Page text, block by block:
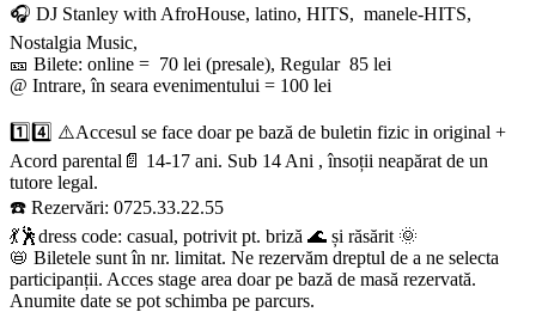
​🎧 DJ Stanley with AfroHouse, latino, HITS, manele-HITS,
Nostalgia Music,
🎫 Bilete: online = 70 lei (presale), Regular 85 lei
@ Intrare, în seara evenimentului = 100 lei
1️⃣4️⃣ ⚠️Accesul se face doar pe bază de buletin fizic in original +
Acord parental📄 14-17 ani. Sub 14 Ani , însoții neapărat de un
tutore legal.
☎️ Rezervări: 0725.33.22.55
💃🕺dress code: casual, potrivit pt. briză 🌊 și răsărit 🌞
📛 Biletele sunt în nr. limitat. ​​​Ne rezervăm dreptul de a ne selecta
participanții. Acces stage area doar pe bază de masă rezervată.
Anumite date se pot schimba pe parcurs.